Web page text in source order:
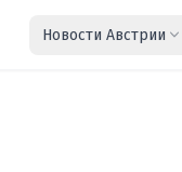
Новости Австрии